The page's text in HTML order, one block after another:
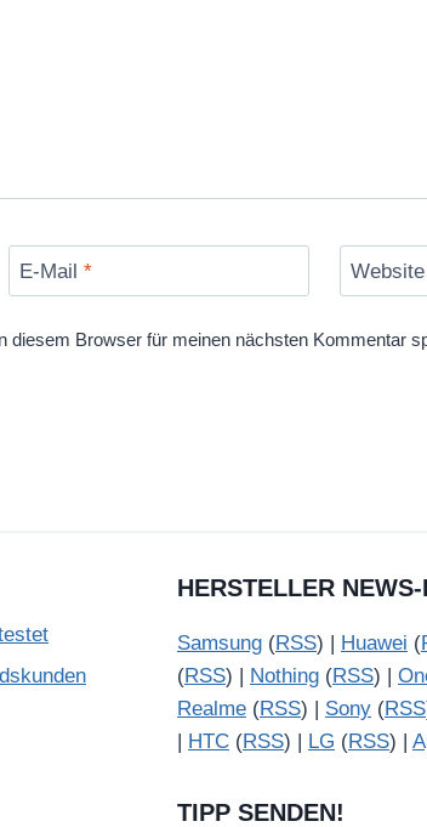
E-Mail * Website
diesem Browser für meinen nächsten Kommentar
HERSTELLER
Samsung (RSS) | Huawei (
(RSS) | Nothing (RSS) |
Realme (RSS) | Sony (RSS
| HTC (RSS) | LG (RSS) |
TIPP SENDEN!